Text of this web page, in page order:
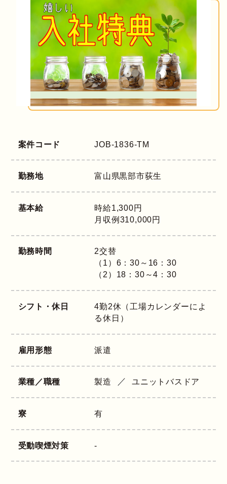
案件コード JOB-1836-TM
勤務地 富山県黒部市荻生
基本給
時給1,300円
月収例310,000円
勤務時間
2交替
（1）6：30～16：30
（2）18：30～4：30
シフト・休日
4勤2休（工場カレンダーによ
る休日）
雇用形態 派遣
業種／職種 製造 ユニットバスドア
寮 有
受動喫煙対策 -